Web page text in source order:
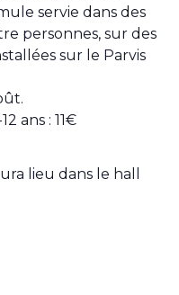
servie dans des
personnes, sur des
sur le Parvis
ans : 11€
lieu dans le hall